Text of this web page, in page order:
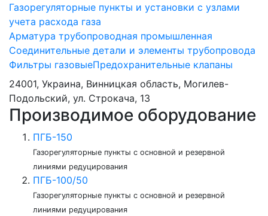
Газорегуляторные пункты и установки с узлами
учета расхода газа
Арматура трубопроводная промышленная
Соединительные детали и элементы трубопровода
Фильтры газовыеПредохранительные клапаны
24001, Украина, Винницкая область, Могилев-
Подольский, ул. Строкача, 13
Производимое оборудование
ПГБ-150
Газорегуляторные пункты с основной и резервной
линиями редуцирования
ПГБ-100/50
Газорегуляторные пункты с основной и резервной
линиями редуцирования